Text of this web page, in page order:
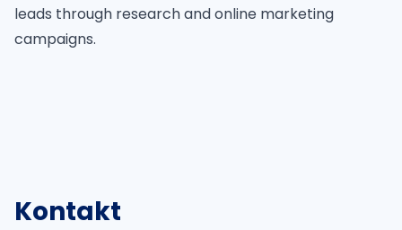
leads through research and online marketing
campaigns.
Kontakt